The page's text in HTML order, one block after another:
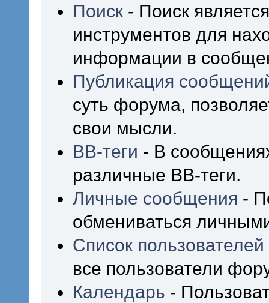
Поиск - Поиск
инструментов для
информации в
Публикация
суть форума,
свои мысли.
BB-теги - В
различные BB-теги.
Личные сообщения -
обмениваться
Список пользователей
все пользователи
Календарь -